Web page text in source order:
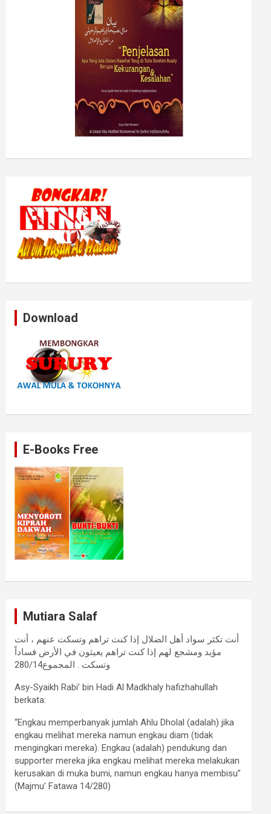
Download
E-Books Free
Mutiara Salaf
أنت تكثر سواد أهل الضلال إذا كنت تراهم وتسكت عنهم ، أنت
مؤيد ومشجع لهم إذا كنت تراهم يعيثون في الأرض فساداً
وتسكت . المجموع280/14
Asy-Syaikh Rabi’ bin Hadi Al Madkhaly hafizhahullah
berkata:
“Engkau memperbanyak jumlah Ahlu Dholal (adalah) jika
engkau melihat mereka namun engkau diam (tidak
mengingkari mereka). Engkau (adalah) pendukung dan
supporter mereka jika engkau melihat mereka melakukan
kerusakan di muka bumi, namun engkau hanya membisu”
(Majmu’ Fatawa 14/280)